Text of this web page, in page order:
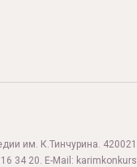
им. К.Тинчурина.
34 20. E-Mail: